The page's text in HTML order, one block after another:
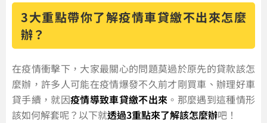
3大重點帶你了解疫情車貸繳不出來怎麼
辦？
在疫情衝擊下，大家最關心的問題莫過於原先的貸款該怎
麼辦，許多人可能在疫情爆發不久前才剛買車、辦理好車
貸手續，就因疫情導致車貸繳不出來 。那麼遇到這種情形
該如何解套呢？以下就透過3重點來了解該怎麼辦吧！